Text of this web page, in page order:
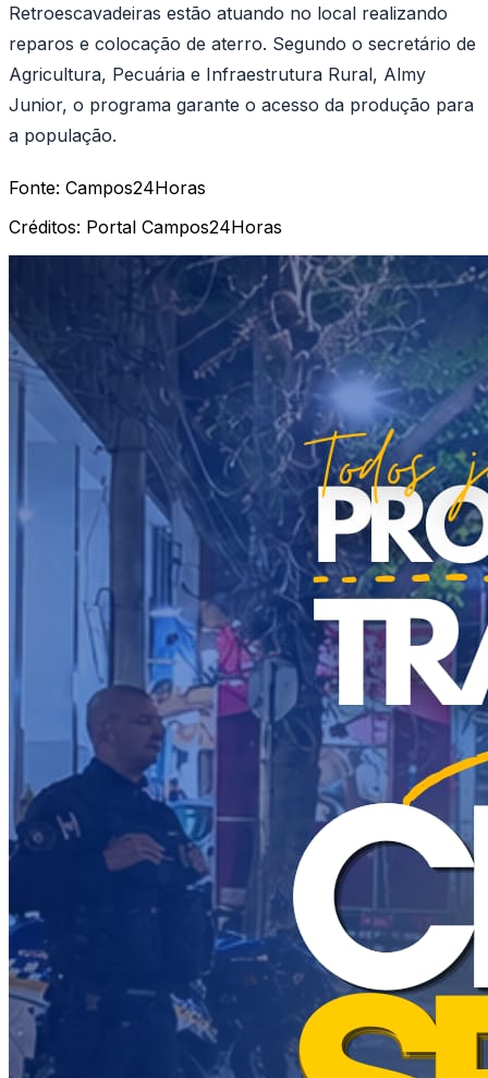
Retroescavadeiras estão atuando no local realizando
reparos e colocação de aterro. Segundo o secretário de
Agricultura, Pecuária e Infraestrutura Rural, Almy
Junior, o programa garante o acesso da produção para
a população.
Fonte: Campos24Horas
Créditos: Portal Campos24Horas